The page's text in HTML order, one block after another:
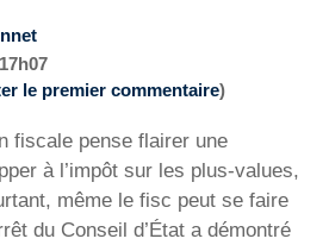
le premier commentaire)
fiscale pense flairer une
à l’impôt sur les plus-values,
même le fisc peut se faire
du Conseil d’État a démontré